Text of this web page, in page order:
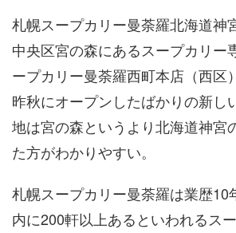
札幌スープカリー曼荼羅北海道神
中央区宮の森にあるスープカリー
ープカリー曼荼羅西町本店（西区
昨秋にオープンしたばかりの新し
地は宮の森というより北海道神宮
た方がわかりやすい。
札幌スープカリー曼荼羅は業歴10
内に200軒以上あるといわれるス